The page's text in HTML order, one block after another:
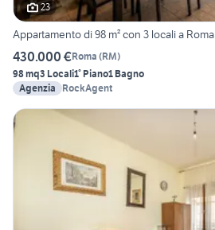
23
Appartamento di 98 m² con 3 locali a Roma
430.000 €Roma (RM)
98 mq3 Locali1° Piano1 Bagno
Agenzia
RockAgent